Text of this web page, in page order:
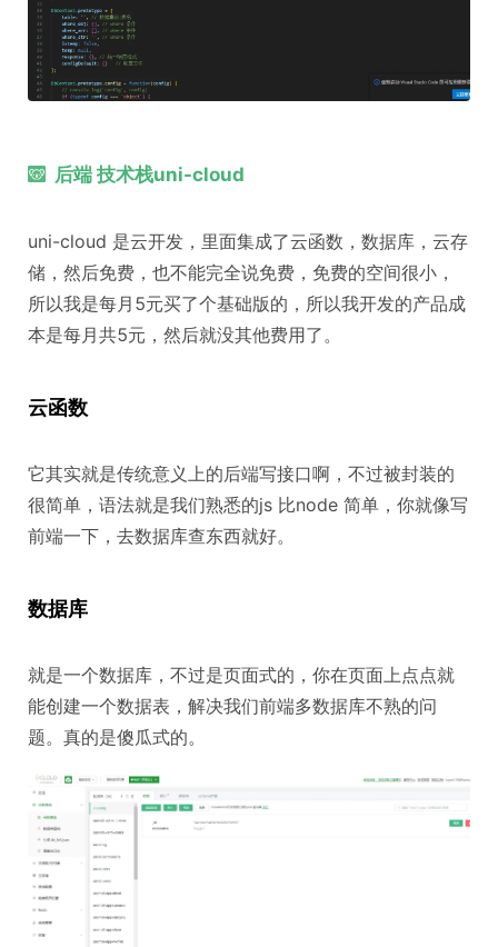
后端 技术栈uni-cloud
uni-cloud 是云开发，里面集成了云函数，数据库，云存
储，然后免费，也不能完全说免费，免费的空间很小，
所以我是每月5元买了个基础版的，所以我开发的产品成
本是每月共5元，然后就没其他费用了。
云函数
它其实就是传统意义上的后端写接口啊，不过被封装的
很简单，语法就是我们熟悉的js 比node 简单，你就像写
前端一下，去数据库查东西就好。
数据库
就是一个数据库，不过是页面式的，你在页面上点点就
能创建一个数据表，解决我们前端多数据库不熟的问
题。真的是傻瓜式的。